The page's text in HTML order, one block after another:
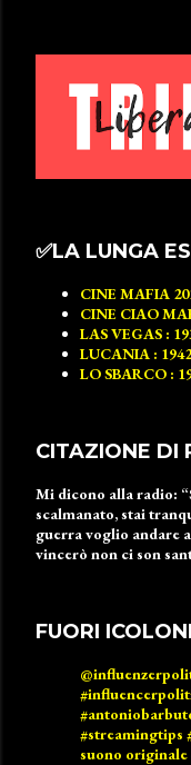
✅️LA LUNGA
CINE MAFIA
CINE CIAO
LAS VEGAS :
LUCANIA : 1942
LO SBARCO :
CITAZIONE DI
Mi dicono alla radio:
scalmanato, stai
guerra voglio andare
vincerò non ci son
FUORI
#streamingtips
suono